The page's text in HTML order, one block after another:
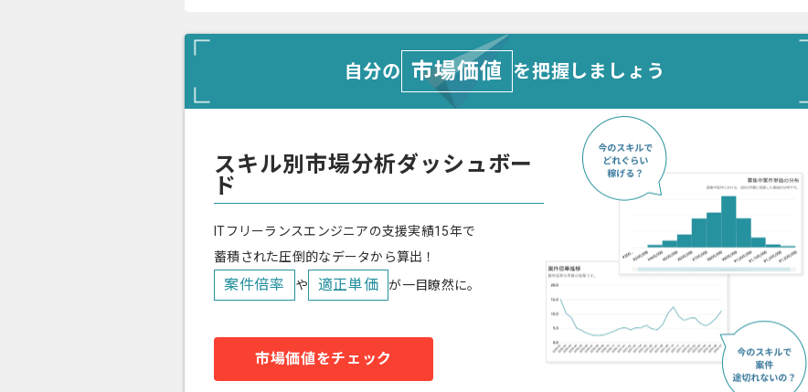
自分の 市場価値 を把握しましょう
スキル別市場分析ダッシュボー
ド
ITフリーランスエンジニアの支援実績15年で
蓄積された圧倒的なデータから算出！
案件倍率 や 適正単価 が一目瞭然に。
市場価値をチェック